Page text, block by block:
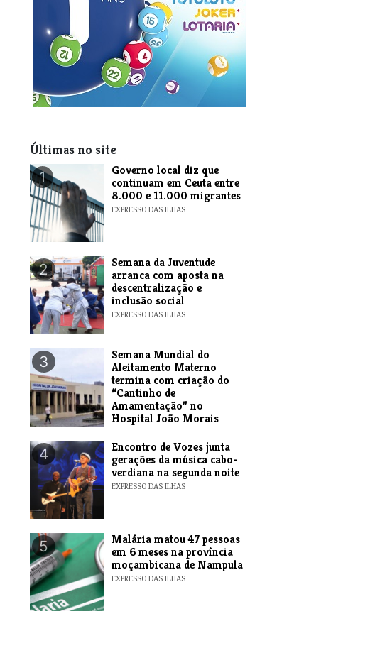
Últimas no site
1
​Governo local diz que
continuam em Ceuta entre
8.000 e 11.000 migrantes
EXPRESSO DAS ILHAS
2
Semana da Juventude
arranca com aposta na
descentralização e
inclusão social
EXPRESSO DAS ILHAS
3
Semana Mundial do
Aleitamento Materno
termina com criação do
“Cantinho de
Amamentação” no
Hospital João Morais
4
Encontro de Vozes junta
gerações da música cabo-
verdiana na segunda noite
EXPRESSO DAS ILHAS
5
​Malária matou 47 pessoas
em 6 meses na província
moçambicana de Nampula
EXPRESSO DAS ILHAS